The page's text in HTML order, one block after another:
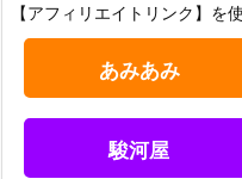
【アフィリエイトリンク】を
あみあみ
駿河屋